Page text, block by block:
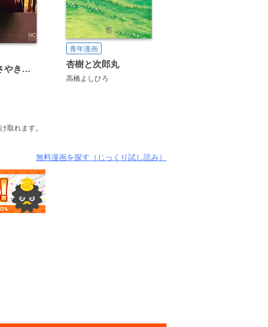
あの夜のささやきが。
青年漫画
杏樹と次郎丸
高橋よしひろ
取れます。
無料漫画を探す（じっくり試し読み）